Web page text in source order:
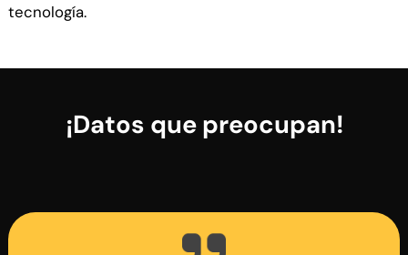
tecnología.
¡Datos que preocupan!